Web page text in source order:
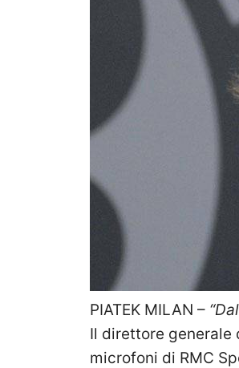
PIATEK MILAN –
Il direttore generale
microfoni di RMC